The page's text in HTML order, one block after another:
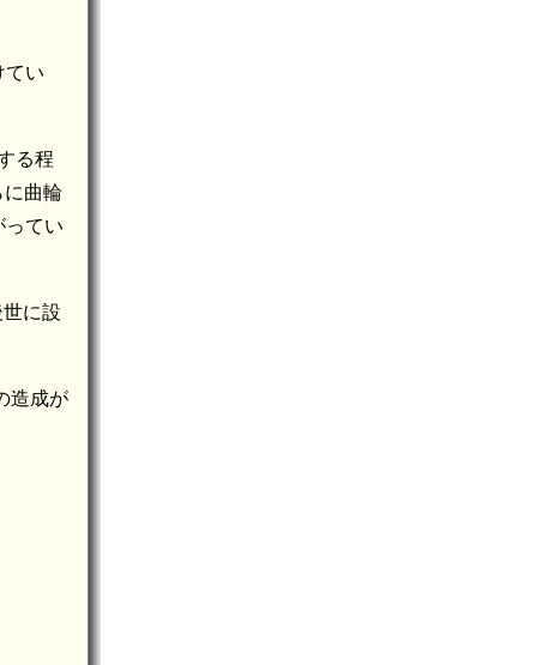
てい
る程
に曲輪
ってい
に設
造成が